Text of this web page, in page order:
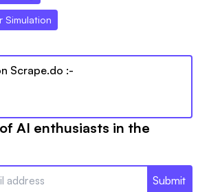
Simulation
Scrape.do :-
AI enthusiasts in the
Submit